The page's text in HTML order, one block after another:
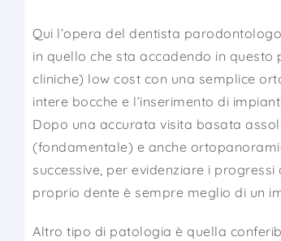
Qui l’opera del dentista
in quello che sta accadendo in
cliniche) low cost con una semplice
intere bocche e l’inserimento di
Dopo una accurata visita basata
(fondamentale) e anche
successive, per evidenziare i
proprio dente è sempre meglio di un
Altro tipo di patologia è quella